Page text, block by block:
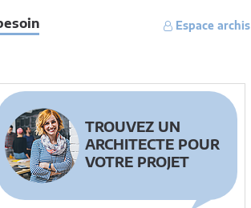
Espace archis
TROUVEZ UN
ARCHITECTE POUR
VOTRE PROJET